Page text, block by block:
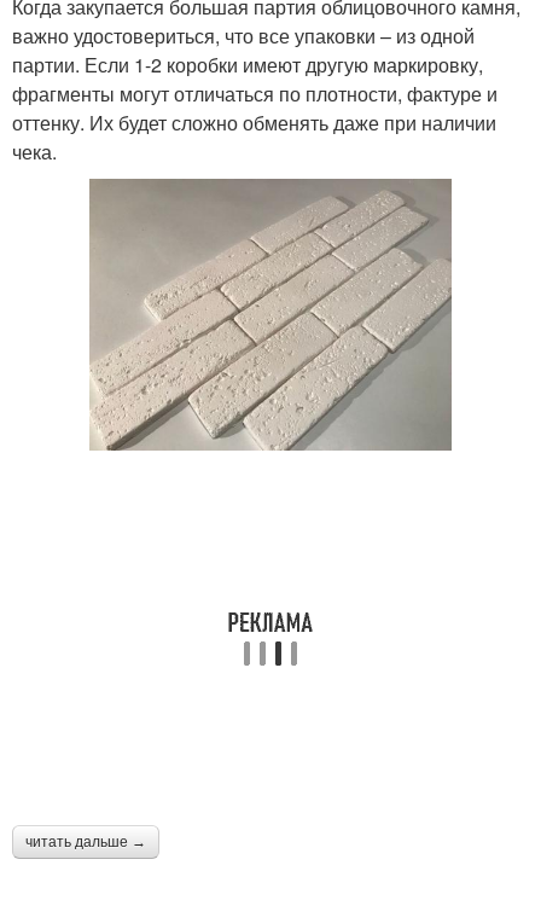
Когда закупается большая партия облицовочного камня,
важно удостовериться, что все упаковки – из одной
партии. Если 1-2 коробки имеют другую маркировку,
фрагменты могут отличаться по плотности, фактуре и
оттенку. Их будет сложно обменять даже при наличии
чека.
читать дальше →